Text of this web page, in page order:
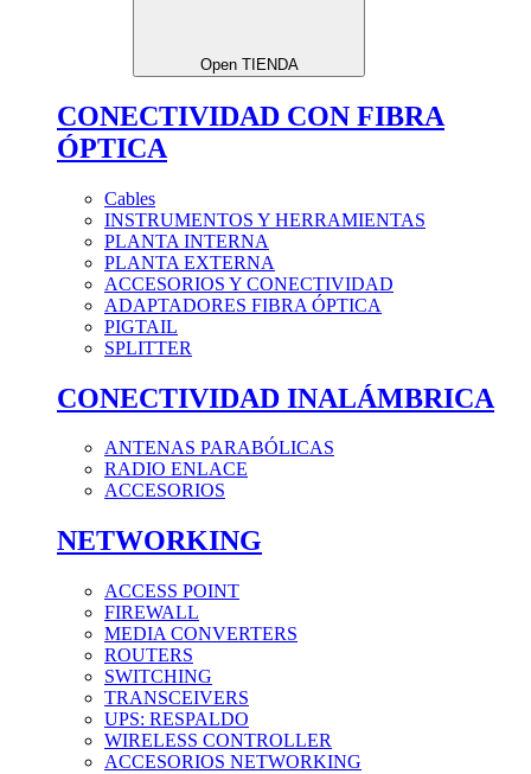
Open TIENDA
CONECTIVIDAD CON FIBRA
ÓPTICA
Cables
INSTRUMENTOS Y HERRAMIENTAS
PLANTA INTERNA
PLANTA EXTERNA
ACCESORIOS Y CONECTIVIDAD
ADAPTADORES FIBRA ÓPTICA
PIGTAIL
SPLITTER
CONECTIVIDAD INALÁMBRICA
ANTENAS PARABÓLICAS
RADIO ENLACE
ACCESORIOS
NETWORKING
ACCESS POINT
FIREWALL
MEDIA CONVERTERS
ROUTERS
SWITCHING
TRANSCEIVERS
UPS: RESPALDO
WIRELESS CONTROLLER
ACCESORIOS NETWORKING